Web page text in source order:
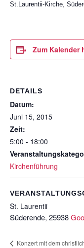
St.Laurentii-Kirche,
Zum Kalender
DETAILS
Datum:
Juni 15, 2015
Zeit:
5:00 - 18:00
Kirchenführung
St. Laurentii
Süderende, 25938
Konzert mit dem